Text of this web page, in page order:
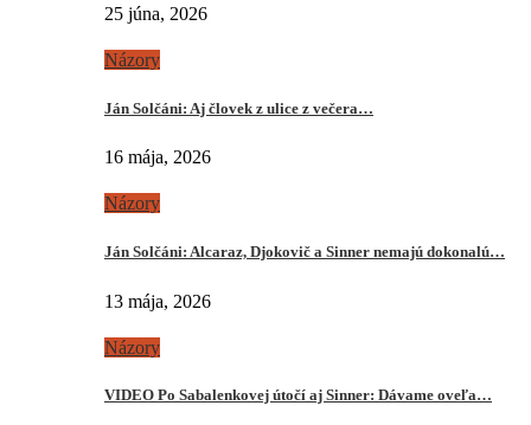
25 júna, 2026
Názory
Ján Solčáni: Aj človek z ulice z večera…
16 mája, 2026
Názory
Ján Solčáni: Alcaraz, Djokovič a Sinner nemajú dokonalú…
13 mája, 2026
Názory
VIDEO Po Sabalenkovej útočí aj Sinner: Dávame oveľa…